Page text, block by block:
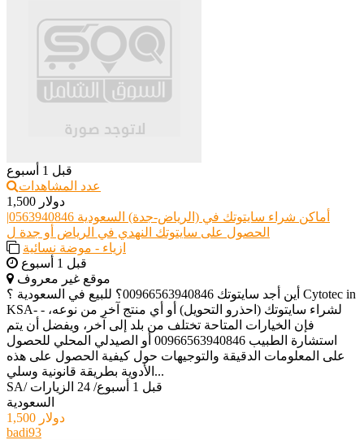
قبل 1 أسبوع
عدد المشاهدات
1,500 دولار
أماكن شراء سايتوتك في (الرياض-جدة) السعودية 0563940846|
الحصول على سايتوتك النهدي في الرياض أو جدة ل
ازياء - موضة نسائية
قبل 1 أسبوع
موقع غير معروف
أين أجد سايتوتك 00966563940846؟ للبيع في السعودية ؟ Cytotec in
KSA- - لشراء سايتوتك (احذرو التحويل) أو أي منتج آخر من نوعه،
فإن الخيارات المتاحة تختلف من بلد إلى آخر، ويفضل أن يتم
استشارة الطبيب 00966563940846 أو الصيدلي المحلي للحصول
على المعلومات الدقيقة والتوجيهات حول كيفية الحصول على هذه
الأدوية بطريقة قانونية وسلي...
SA/ قبل 1 أسبوع / 24 الزيارات
السعودية
1,500 دولار
badi93